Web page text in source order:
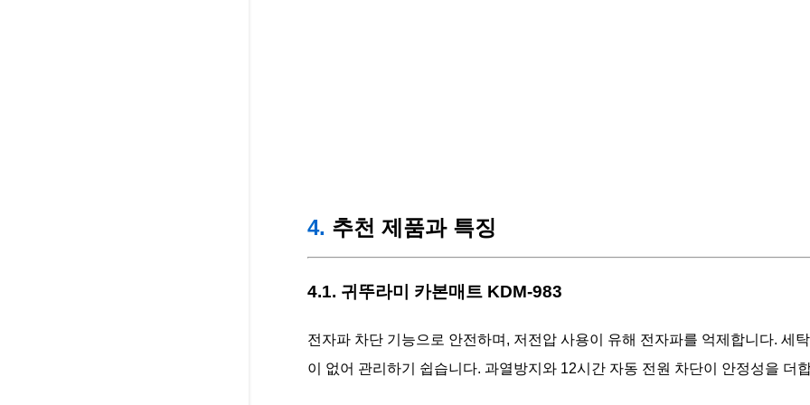
4. 추천 제품과 특징
4.1. 귀뚜라미 카본매트 KDM-983
전자파 차단 기능으로 안전하며, 저전압 사용이 유해 전자파를 억제합니다. 세
이 없어 관리하기 쉽습니다. 과열방지와 12시간 자동 전원 차단이 안정성을 더